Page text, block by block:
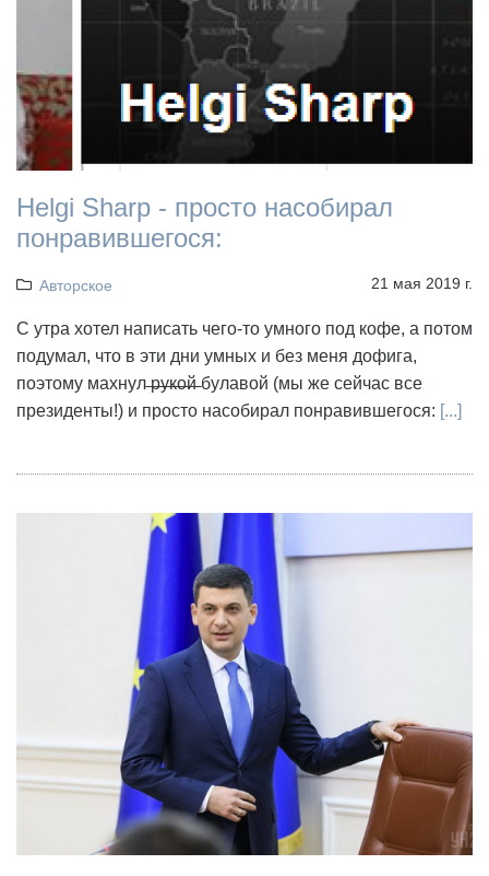
Helgi Sharp - просто насобирал
понравившегося:
Авторское 21 мая 2019 г.
С утра хотел написать чего-то умного под кофе, а потом
подумал, что в эти дни умных и без меня дофига,
поэтому махнул ̶р̶у̶к̶о̶й̶ булавой (мы же сейчас все
президенты!) и просто насобирал понравившегося: [...]